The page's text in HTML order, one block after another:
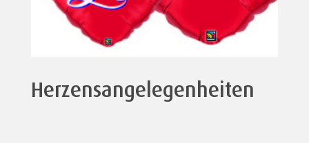
Herzensangelegenheiten